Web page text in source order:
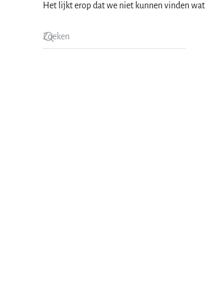
Het lijkt erop dat we niet kunnen vinden